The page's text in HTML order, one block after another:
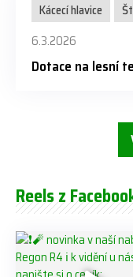
Kácecí hlavice
6.3.2026
Dotace na lesní
Reels z